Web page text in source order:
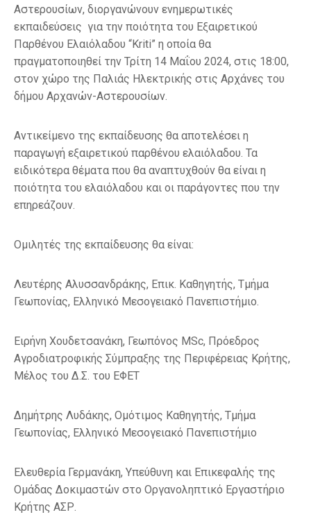
Αστερουσίων, διοργανώνουν ενημερωτικές
εκπαιδεύσεις για την ποιότητα του Εξαιρετικού
Παρθένου Ελαιόλαδου “Kriti” η οποία θα
πραγματοποιηθεί την Τρίτη 14 Μαΐου 2024, στις 18:00,
στον χώρο της Παλιάς Ηλεκτρικής στις Αρχάνες του
δήμου Αρχανών-Αστερουσίων.
Αντικείμενο της εκπαίδευσης θα αποτελέσει η
παραγωγή εξαιρετικού παρθένου ελαιόλαδου. Τα
ειδικότερα θέματα που θα αναπτυχθούν θα είναι η
ποιότητα του ελαιόλαδου και οι παράγοντες που την
επηρεάζουν.
Ομιλητές της εκπαίδευσης θα είναι:
Λευτέρης Αλυσσανδράκης, Επικ. Καθηγητής, Τμήμα
Γεωπονίας, Ελληνικό Μεσογειακό Πανεπιστήμιο.
Ειρήνη Χουδετσανάκη, Γεωπόνος MSc, Πρόεδρος
Αγροδιατροφικής Σύμπραξης της Περιφέρειας Κρήτης,
Μέλος του Δ.Σ. του ΕΦΕΤ
Δημήτρης Λυδάκης, Ομότιμος Καθηγητής, Τμήμα
Γεωπονίας, Ελληνικό Μεσογειακό Πανεπιστήμιο
Ελευθερία Γερμανάκη, Υπεύθυνη και Επικεφαλής της
Ομάδας Δοκιμαστών στο Οργανοληπτικό Εργαστήριο
Κρήτης ΑΣΡ.